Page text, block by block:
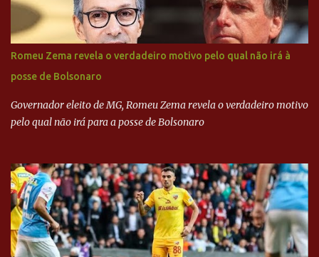
empreiteira refere-se ao governador de São Paulo, Geraldo
Alckmin (PSDB) — nenhum deles, no entanto, disse ter negociado
diretamente com o paulista. Depoimentos mostram como o
dinheiro da Odebrecht bancou a campanha de Serra em 2010 Leia
mais... A Lava Jato chega ao PSDB | VEJA.com
Romeu Zema revela o verdadeiro motivo pelo qual não irá à
posse de Bolsonaro
Governador eleito de MG, Romeu Zema revela o verdadeiro motivo
pelo qual não irá para a posse de Bolsonaro